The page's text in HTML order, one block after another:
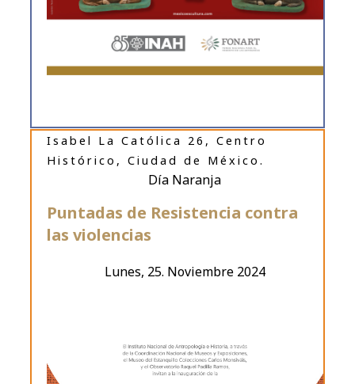
Lunes, 25. Noviembre 2024
Puntadas de Resistencia contra
las violencias
Día Naranja
Isabel La Católica 26, Centro
Histórico, Ciudad de México.